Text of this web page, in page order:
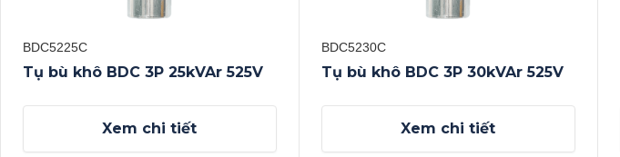
BDC5225C
Tụ bù khô BDC 3P 25kVAr 525V
Xem chi tiết
BDC5230C
Tụ bù khô BDC 3P 30kVAr 525V
Xem chi tiết